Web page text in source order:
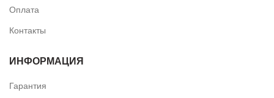
Оплата
Контакты
ИНФОРМАЦИЯ
Гарантия